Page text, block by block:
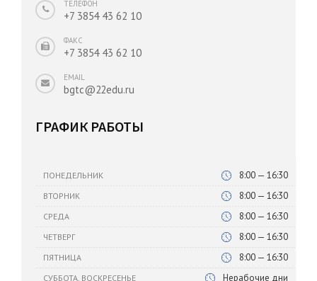
ТЕЛЕФОН
+7 3854 43 62 10
ФАКС
+7 3854 43 62 10
EMAIL
bgtc@22edu.ru
ГРАФИК РАБОТЫ
ПОНЕДЕЛЬНИК 8:00 — 16:30
ВТОРНИК 8:00 — 16:30
СРЕДА 8:00 — 16:30
ЧЕТВЕРГ 8:00 — 16:30
ПЯТНИЦА 8:00 — 16:30
СУББОТА, ВОСКРЕСЕНЬЕ Нерабочие дни